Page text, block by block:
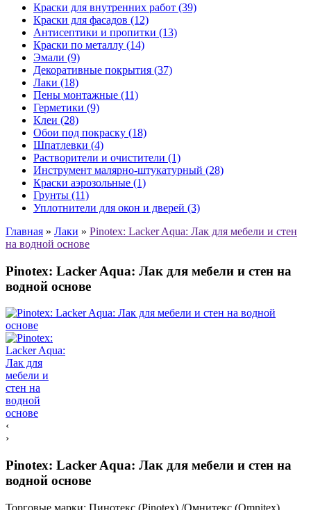
Краски для внутренних работ (39)
Краски для фасадов (12)
Антисептики и пропитки (13)
Краски по металлу (14)
Эмали (9)
Декоративные покрытия (37)
Лаки (18)
Пены монтажные (11)
Герметики (9)
Клеи (28)
Обои под покраску (18)
Шпатлевки (4)
Растворители и очистители (1)
Инструмент малярно-штукатурный (28)
Краски аэрозольные (1)
Грунты (11)
Уплотнители для окон и дверей (3)
Главная » Лаки » Pinotex: Lacker Aqua: Лак для мебели и стен
на водной основе
Pinotex: Lacker Aqua: Лак для мебели и стен на
водной основе
‹
›
Pinotex: Lacker Aqua: Лак для мебели и стен на
водной основе
Торговые марки: Пинотекс (Pinotex) /Омнитекс (Omnitex)